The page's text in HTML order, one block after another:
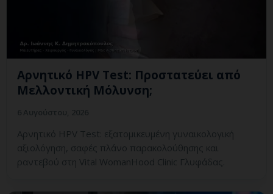
Αρνητικό HPV Test: Προστατεύει από
Μελλοντική Μόλυνση;
Αρνητικό HPV Test: εξατομικευμένη γυναικολογική
αξιολόγηση, σαφές πλάνο παρακολούθησης και
ραντεβού στη Vital WomanHood Clinic Γλυφάδας.